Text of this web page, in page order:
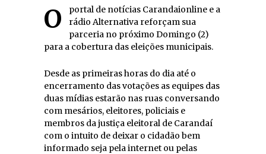
O portal de notícias Carandaionline e a
rádio Alternativa reforçam sua
parceria no próximo Domingo (2)
para a cobertura das eleições municipais.
Desde as primeiras horas do dia até o
encerramento das votações as equipes das
duas mídias estarão nas ruas conversando
com mesários, eleitores, policiais e
membros da justiça eleitoral de Carandaí
com o intuito de deixar o cidadão bem
informado seja pela internet ou pelas